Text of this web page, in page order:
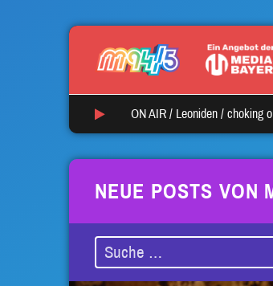
ON AIR / Leoniden / choking
NEUE POSTS VON